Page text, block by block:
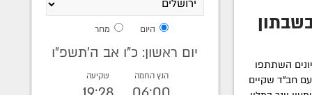
השתתפו
חב"ד שקיים
היום מחר
יום ראשון: כ"ו אב ה׳תשפ״ו
הנץ החמה שקיעה